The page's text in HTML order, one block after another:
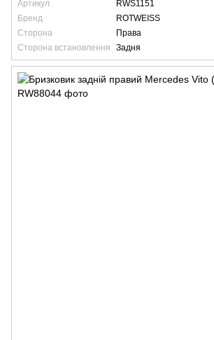
Артикул
RWS1151
Бренд
ROTWEISS
Сторона
Права
Сторона встановлення
Задня